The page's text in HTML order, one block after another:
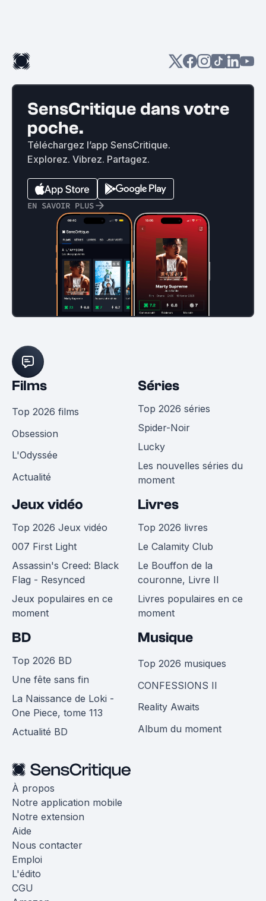
SensCritique dans votre
poche.
Téléchargez l’app SensCritique.
Explorez. Vibrez. Partagez.
EN SAVOIR PLUS
Films
Top 2026 films
Obsession
L'Odyssée
Actualité
Séries
Top 2026 séries
Spider-Noir
Lucky
Les nouvelles séries du
moment
Jeux vidéo
Top 2026 Jeux vidéo
007 First Light
Assassin's Creed: Black
Flag - Resynced
Jeux populaires en ce
moment
Livres
Top 2026 livres
Le Calamity Club
Le Bouffon de la
couronne, Livre II
Livres populaires en ce
moment
BD
Top 2026 BD
Une fête sans fin
La Naissance de Loki -
One Piece, tome 113
Actualité BD
Musique
Top 2026 musiques
CONFESSIONS II
Reality Awaits
Album du moment
À propos
Notre application mobile
Notre extension
Aide
Nous contacter
Emploi
L'édito
CGU